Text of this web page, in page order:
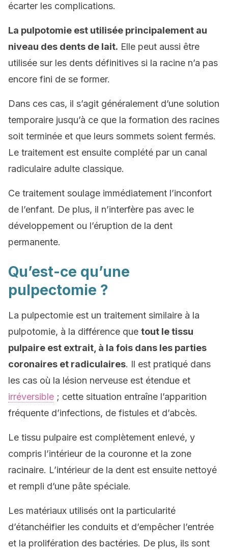
écarter les complications.
La pulpotomie est utilisée principalement au
niveau des dents de lait. Elle peut aussi être
utilisée sur les dents définitives si la racine n’a pas
encore fini de se former.
Dans ces cas, il s’agit généralement d’une solution
temporaire jusqu’à ce que la formation des racines
soit terminée et que leurs sommets soient fermés.
Le traitement est ensuite complété par un canal
radiculaire adulte classique.
Ce traitement soulage immédiatement l’inconfort
de l’enfant. De plus, il n’interfère pas avec le
développement ou l’éruption de la dent
permanente.
Qu’est-ce qu’une
pulpectomie ?
La pulpectomie est un traitement similaire à la
pulpotomie, à la différence que tout le tissu
pulpaire est extrait, à la fois dans les parties
coronaires et radiculaires. Il est pratiqué dans
les cas où la lésion nerveuse est étendue et
irréversible ; cette situation entraîne l’apparition
fréquente d’infections, de fistules et d’abcès.
Le tissu pulpaire est complètement enlevé, y
compris l’intérieur de la couronne et la zone
racinaire. L’intérieur de la dent est ensuite nettoyé
et rempli d’une pâte spéciale.
Les matériaux utilisés ont la particularité
d’étanchéifier les conduits et d’empêcher l’entrée
et la prolifération des bactéries. De plus, ils sont